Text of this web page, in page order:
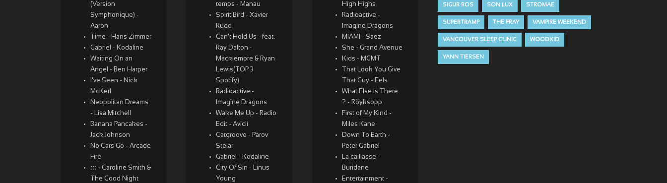
(Version
Symphonique) -
Aaron
Time - Hans Zimmer
Gabriel - Kodaline
Waiting On an
Angel - Ben Harper
I've Seen - Nick
McKerl
Neopolitan Dreams
- Lisa Mitchell
Banana Pancakes -
Jack Johnson
No Cars Go - Arcade
Fire
;;; - Caroline Smith &
The Good Night
temps - Manau
Spirit Bird - Xavier
Rudd
Can't Hold Us - feat.
Ray Dalton -
Macklemore & Ryan
Lewis(TOP 3
Spotify)
Radioactive -
Imagine Dragons
Wake Me Up - Radio
Edit - Avicii
Catgroove - Parov
Stelar
Gabriel - Kodaline
City Of Sin - Linus
Young
High Highs
Radioactive -
Imagine Dragons
MIAMI - Saez
She - Grand Avenue
Kids - MGMT
That Look You Give
That Guy - Eels
What Else Is There
? - Röyksopp
First of My Kind -
Miles Kane
Down To Earth -
Peter Gabriel
La caillasse -
Buridane
Entertainment -
SIGUR ROS SON LUX STROMAE
SUPERTRAMP THE FRAY VAMPIRE WEEKEND
VANCOUVER SLEEP CLINIC WOODKID
YANN TIERSEN